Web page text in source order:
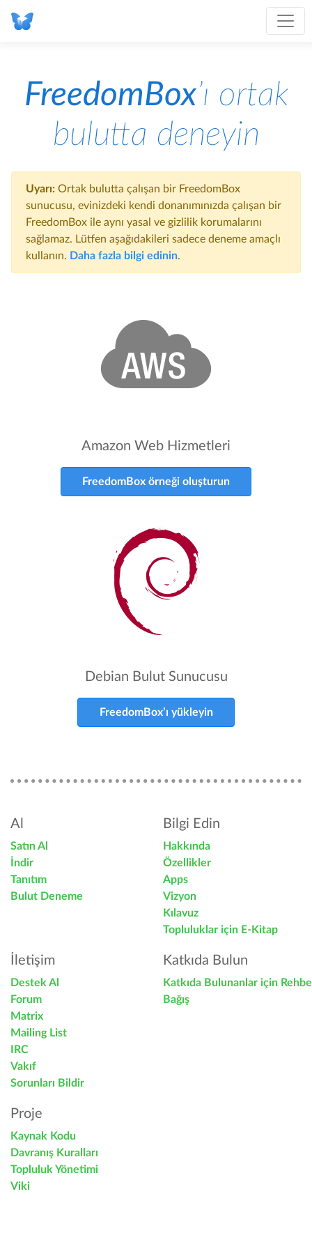
FreedomBox’ı ortak
bulutta deneyin
Uyarı: Ortak bulutta çalışan bir FreedomBox
sunucusu, evinizdeki kendi donanımınızda çalışan bir
FreedomBox ile aynı yasal ve gizlilik korumalarını
sağlamaz. Lütfen aşağıdakileri sadece deneme amaçlı
kullanın. Daha fazla bilgi edinin.
Amazon Web Hizmetleri
FreedomBox örneği oluşturun
Debian Bulut Sunucusu
FreedomBox’ı yükleyin
Al
Satın Al
İndir
Tanıtım
Bulut Deneme
Bilgi Edin
Hakkında
Özellikler
Apps
Vizyon
Kılavuz
Topluluklar için E-Kitap
İletişim
Destek Al
Forum
Matrix
Mailing List
IRC
Vakıf
Sorunları Bildir
Katkıda Bulun
Katkıda Bulunanlar için
Bağış
Proje
Kaynak Kodu
Davranış Kuralları
Topluluk Yönetimi
Viki